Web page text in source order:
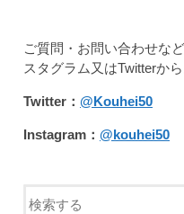
ご質問・お問い合わせな
スタグラム又はTwitterか
Twitter： @Kouhei50
Instagram： @kouhei50